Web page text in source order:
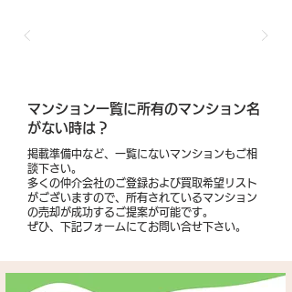
​マンション一覧に所有のマンション名
がない時は？
掲載準備中など、一覧にないマンションもご相
談下さい。
多くの仲介会社のご登録および買取希望リスト
がございますので、所有されているマンション
の売却が成功するご提案が可能です。
​ぜひ、下記フォームにてお問い合せ下さい。